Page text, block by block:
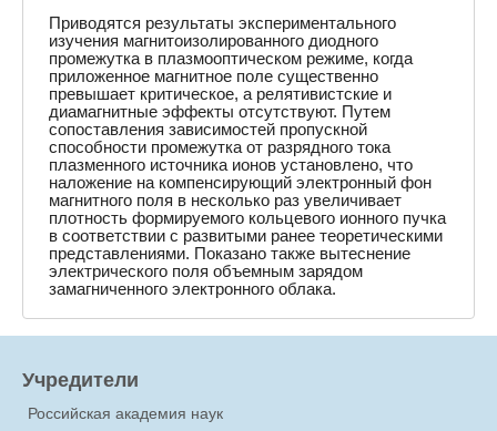
Приводятся результаты экспериментального
изучения магнитоизолированного диодного
промежутка в плазмооптическом режиме, когда
приложенное магнитное поле существенно
превышает критическое, а релятивистские и
диамагнитные эффекты отсутствуют. Путем
сопоставления зависимостей пропускной
способности промежутка от разрядного тока
плазменного источника ионов установлено, что
наложение на компенсирующий электронный фон
магнитного поля в несколько раз увеличивает
плотность формируемого кольцевого ионного пучка
в соответствии с развитыми ранее теоретическими
представлениями. Показано также вытеснение
электрического поля объемным зарядом
замагниченного электронного облака.
Учредители
Российская академия наук